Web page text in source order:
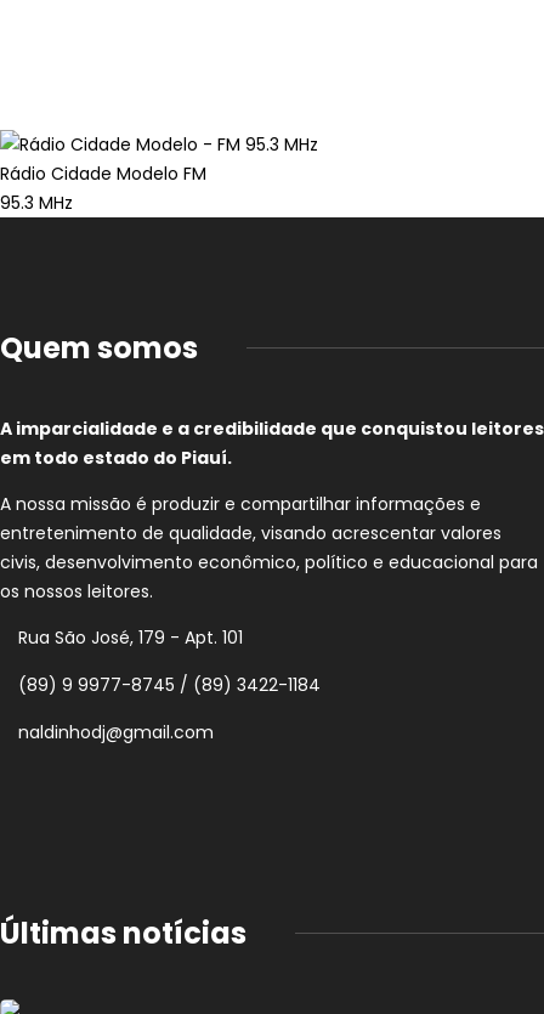
Rádio Cidade Modelo FM
95.3 MHz
Quem somos
A imparcialidade e a credibilidade que conquistou leitores
em todo estado do Piauí.
A nossa missão é produzir e compartilhar informações e
entretenimento de qualidade, visando acrescentar valores
civis, desenvolvimento econômico, político e educacional para
os nossos leitores.
Rua São José, 179 - Apt. 101
(89) 9 9977-8745 / (89) 3422-1184
naldinhodj@gmail.com
Últimas notícias